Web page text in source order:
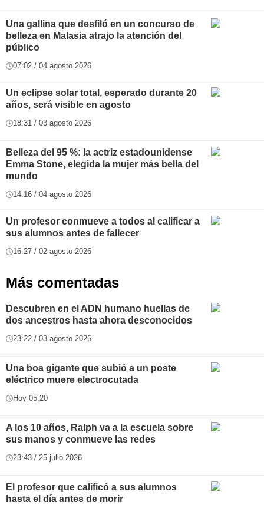
Una gallina que desfiló en un concurso de
belleza en Malasia atrajo la atención del
público
07:02 / 04 agosto 2026
Un eclipse solar total, esperado durante 20
años, será visible en agosto
18:31 / 03 agosto 2026
Belleza del 95 %: la actriz estadounidense
Emma Stone, elegida la mujer más bella del
mundo
14:16 / 04 agosto 2026
Un profesor conmueve a todos al calificar a
sus alumnos antes de fallecer
16:27 / 02 agosto 2026
Más comentadas
Descubren en el ADN humano huellas de
dos ancestros hasta ahora desconocidos
23:22 / 03 agosto 2026
Una boa gigante que subió a un poste
eléctrico muere electrocutada
Hoy 05:20
A los 10 años, Ralph va a la escuela sobre
sus manos y conmueve las redes
23:43 / 25 julio 2026
El profesor que calificó a sus alumnos
hasta el día antes de morir